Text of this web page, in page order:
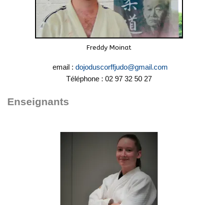
Freddy Moinat
email : dojoduscorffjudo@gmail.com
Téléphone : 02 97 32 50 27
Enseignants